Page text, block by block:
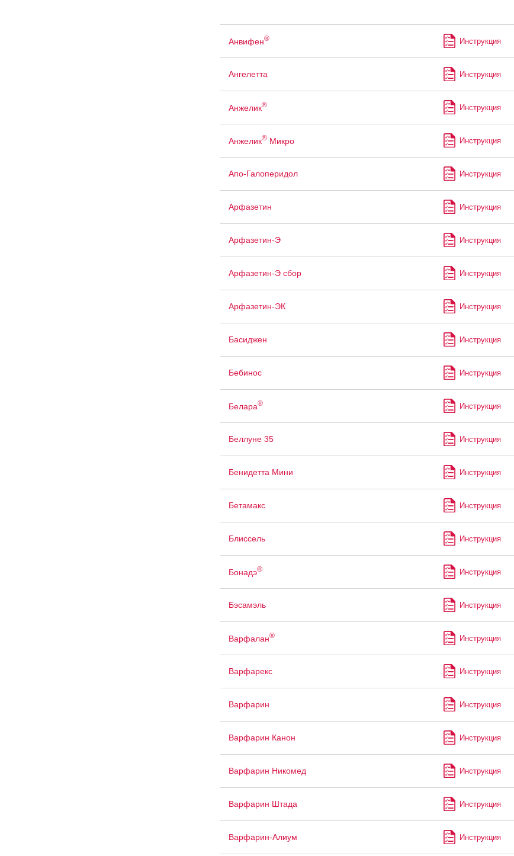
Анвифен® Инструкция
Ангелетта Инструкция
Анжелик® Инструкция
Анжелик®Микро Инструкция
Апо-Галоперидол Инструкция
Арфазетин Инструкция
Арфазетин-Э Инструкция
Арфазетин-Э сбор Инструкция
Арфазетин-ЭК Инструкция
Басиджен Инструкция
Бебинос Инструкция
Белара® Инструкция
Беллуне 35 Инструкция
Бенидетта Мини Инструкция
Бетамакс Инструкция
Блиссель Инструкция
Бонадэ® Инструкция
Бэсамэль Инструкция
Варфалан® Инструкция
Варфарекс Инструкция
Варфарин Инструкция
Варфарин Канон Инструкция
Варфарин Никомед Инструкция
Варфарин Штада Инструкция
Варфарин-Алиум Инструкция